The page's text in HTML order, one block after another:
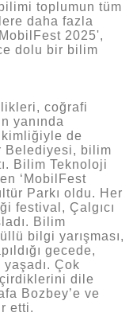
toplumun tüm
daha fazla
2025',
dolu bir bilim
coğrafi
yanında
de
Belediyesi, bilim
Bilim Teknoloji
‘MobilFest
Parkı oldu. Her
festival, Çalgıcı
Bilim
bilgi yarışması,
gecede,
Çok
dile
Bozbey’e ve
etti.